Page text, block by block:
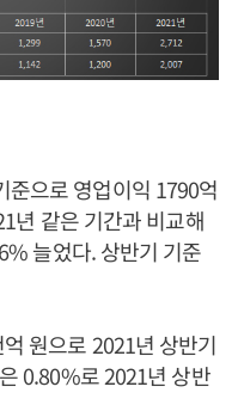
준으로 영업이익 1790억
년 같은 기간과 비교해
늘었다. 상반기 기준
원으로 2021년 상반기
0.80%로 2021년 상반